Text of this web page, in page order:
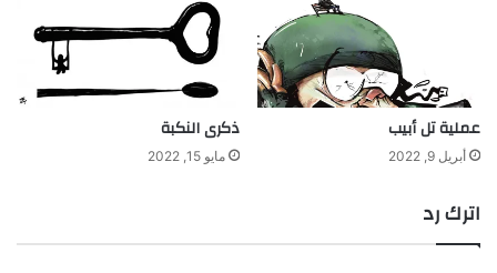
عملية تل أبيب
أبريل 9, 2022
ذكرى النكبة
مايو 15, 2022
اترك رد